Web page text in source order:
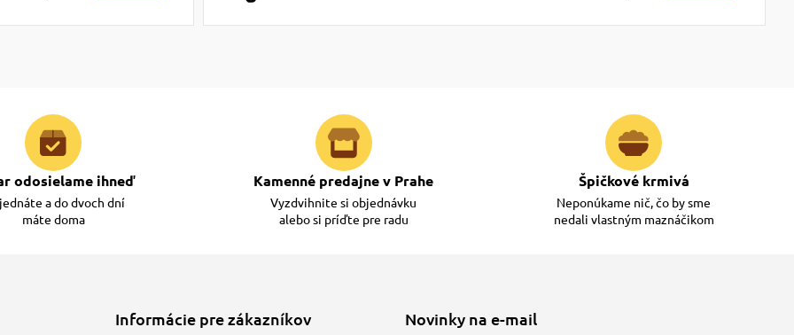
odosielame ihneď
a do dvoch dní
máte doma
Kamenné predajne v Prahe
Vyzdvihnite si objednávku
alebo si príďte pre radu
Špičkové krmivá
Neponúkame nič, čo by sme
nedali vlastným maznáčikom
Informácie pre zákazníkov Novinky na e-mail